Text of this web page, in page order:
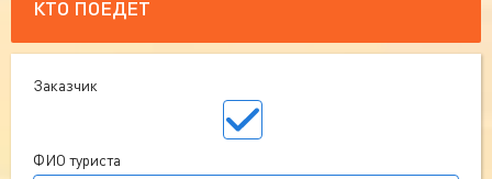
КТО ПОЕДЕТ
Заказчик
ФИО туриста